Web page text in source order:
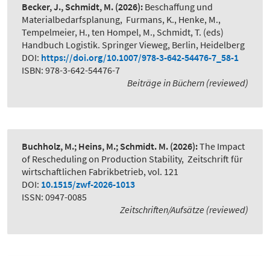
Becker, J., Schmidt, M. (2026): Beschaffung und
Materialbedarfsplanung, Furmans, K., Henke, M.,
Tempelmeier, H., ten Hompel, M., Schmidt, T. (eds)
Handbuch Logistik. Springer Vieweg, Berlin, Heidelberg
DOI: https://doi.org/10.1007/978-3-642-54476-7_58-1
ISBN: 978-3-642-54476-7
Beiträge in Büchern (reviewed)
Buchholz, M.; Heins, M.; Schmidt. M. (2026):The Impact
of Rescheduling on Production Stability, Zeitschrift für
wirtschaftlichen Fabrikbetrieb, vol. 121
DOI: 10.1515/zwf-2026-1013
ISSN: 0947-0085
Zeitschriften/Aufsätze (reviewed)